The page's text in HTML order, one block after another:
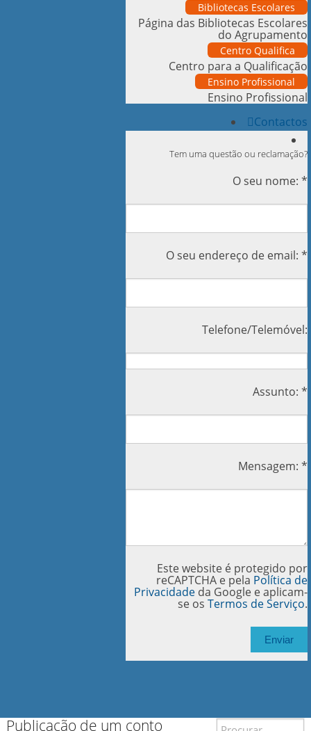
Bibliotecas Escolares
Página das Bibliotecas Escolares
do Agrupamento
Centro Qualifica
Centro para a Qualificação
Ensino Profissional
Ensino Profissional
Contactos
Tem uma questão ou reclamação?
O seu nome: *
O seu endereço de email: *
Telefone/Telemóvel:
Assunto: *
Mensagem: *
Este website é protegido por
reCAPTCHA e pela Política de
Privacidade da Google e aplicam-
se osTermos de Serviço.
Publicação de um conto Search for: